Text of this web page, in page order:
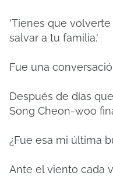
'Tienes que
salvar a tu familia.'
Fue una
Después de días
Song Cheon-woo
¿Fue esa mi última
Ante el viento cada